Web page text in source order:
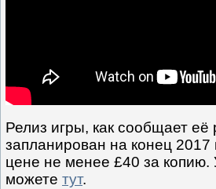
Релиз игры, как сообщает
запланирован на конец
цене не менее £40 за копию.
можете тут.